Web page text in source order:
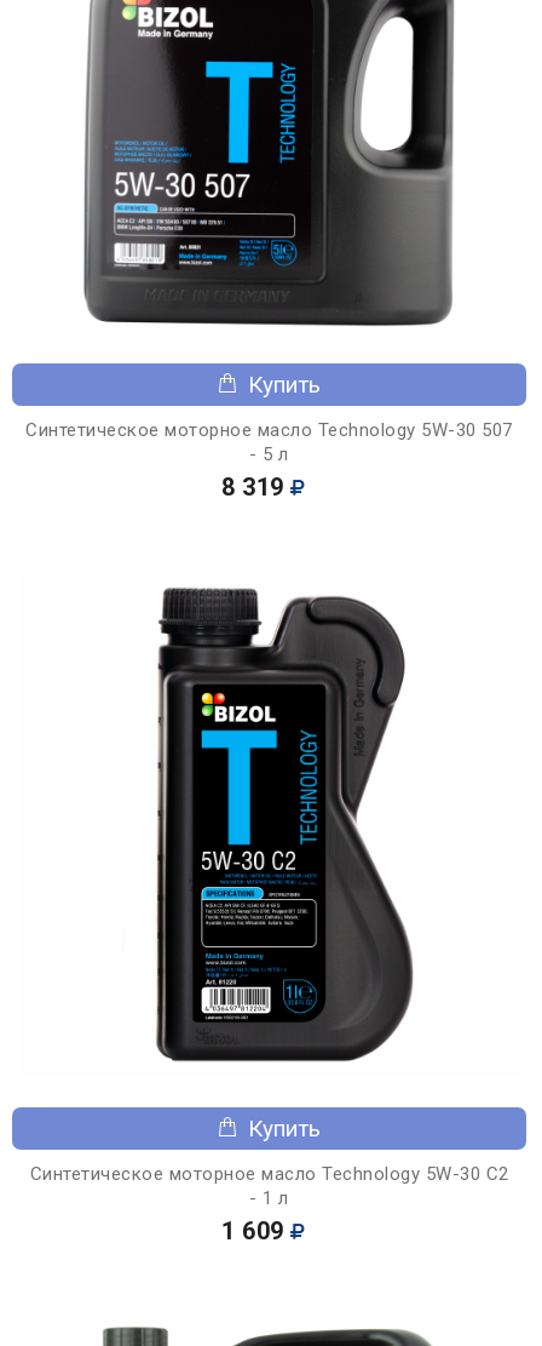
Купить
Синтетическое моторное масло Technology 5W-30 507
- 5 л
8 319
Купить
Синтетическое моторное масло Technology 5W-30 C2
- 1 л
1 609